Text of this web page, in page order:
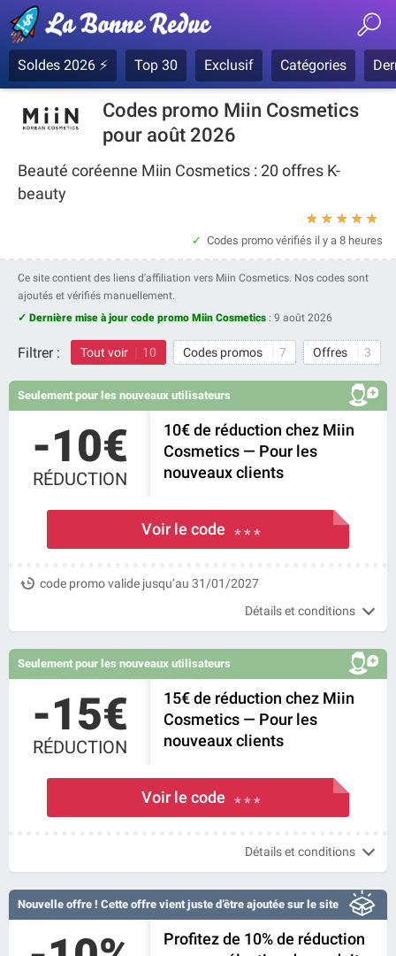
Soldes 2026 ⚡ Top 30 Exclusif Catégories
Codes promo Miin Cosmetics
pour août 2026
Beauté coréenne Miin Cosmetics : 20 offres K-
beauty
★
★
★
★
★
Codes promo vérifiés il y a 8 heures
Ce site contient des liens d'affiliation vers Miin Cosmetics. Nos codes sont
ajoutés et vérifiés manuellement.
✓ Dernière mise à jour code promo Miin Cosmetics : 9 août 2026
Filtrer : Tout voir 10 Codes promos 7 Offres 3
Seulement pour les nouveaux utilisateurs
-10€
RÉDUCTION
10€ de réduction chez Miin
Cosmetics — Pour les
nouveaux clients
Voir le code * * *
code promo valide jusqu’au 31/01/2027
Détails et conditions
Seulement pour les nouveaux utilisateurs
-15€
RÉDUCTION
15€ de réduction chez Miin
Cosmetics — Pour les
nouveaux clients
Voir le code * * *
Détails et conditions
Nouvelle offre ! Cette offre vient juste d’être ajoutée sur le site
Profitez de 10% de réduction